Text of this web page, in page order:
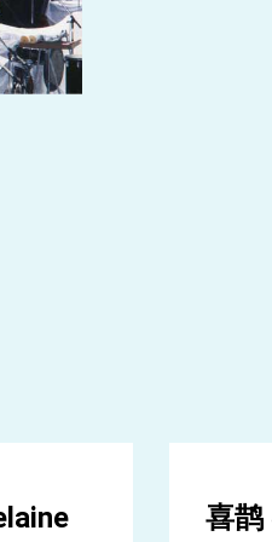
喜鹊